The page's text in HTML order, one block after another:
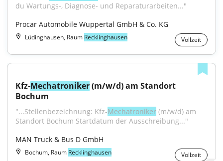
du Wartungs-, Diagnose- und Reparaturarbeiten..."
Procar Automobile Wuppertal GmbH & Co. KG
Lüdinghausen, Raum Recklinghausen Vollzeit
Kfz-Mechatroniker (m/w/d) am Standort
Bochum
"...Stellenbezeichnung: Kfz-Mechatroniker (m/w/d) am
Standort Bochum Startdatum der Ausschreibung..."
MAN Truck & Bus D GmbH
Bochum, Raum Recklinghausen Vollzeit